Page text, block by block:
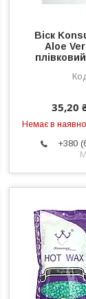
Віск
Aloe
35,20
Немає в
+380